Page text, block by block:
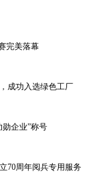
完美落幕
成功入选绿色工厂
企业”称号
70周年阅兵专用服务